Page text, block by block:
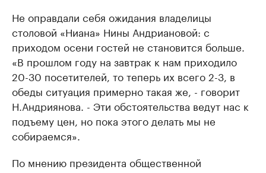
Не оправдали себя ожидания владелицы
столовой «Ниана» Нины Андриановой: с
приходом осени гостей не становится больше.
«В прошлом году на завтрак к нам приходило
20-30 посетителей, то теперь их всего 2-3, в
обеды ситуация примерно такая же, - говорит
Н.Андриянова. - Эти обстоятельства ведут нас к
подъему цен, но пока этого делать мы не
собираемся».
По мнению президента общественной